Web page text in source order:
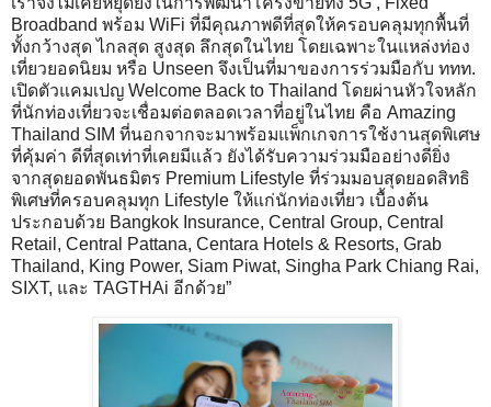
Broadband พร้อม WiFi ที่มีคุณภาพดีที่สุดให้ครอบคลุมทุกพื้นที่
ทั้งกว้างสุด ไกลสุด สูงสุด ลึกสุดในไทย โดยเฉพาะในแหล่งท่อง
เที่ยวยอดนิยม หรือ Unseen จึงเป็นที่มาของการร่วมมือกับ ททท.
เปิดตัวแคมเปญ Welcome Back to Thailand โดยผ่านหัวใจหลัก
ที่นักท่องเที่ยวจะเชื่อมต่อตลอดเวลาที่อยู่ในไทย คือ Amazing
Thailand SIM ที่นอกจากจะมาพร้อมแพ็กเกจการใช้งานสุดพิเศษ
ที่คุ้มค่า ดีที่สุดเท่าที่เคยมีแล้ว ยังได้รับความร่วมมืออย่างดียิ่ง
จากสุดยอดพันธมิตร Premium Lifestyle ที่ร่วมมอบสุดยอดสิทธิ
พิเศษที่ครอบคลุมทุก Lifestyle ให้แก่นักท่องเที่ยว เบื้องต้น
ประกอบด้วย Bangkok Insurance, Central Group, Central
Retail, Central Pattana, Centara Hotels & Resorts, Grab
Thailand, King Power, Siam Piwat, Singha Park Chiang Rai,
SIXT, และ TAGTHAi อีกด้วย”